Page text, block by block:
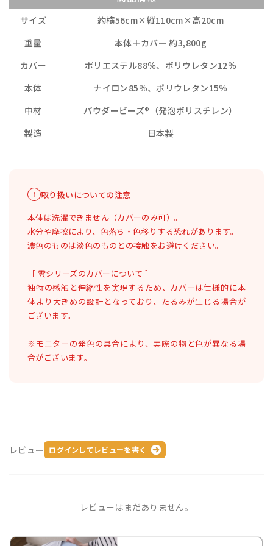
サイズ
約横56cm×縦110cm×高20cm
重量
本体＋カバー 約3,800g
カバー
ポリエステル88％、ポリウレタン12％
本体
ナイロン85％、ポリウレタン15％
中材
パウダービーズ®（発泡ポリスチレン）
製造
日本製
取り扱いについての注意
本体は洗濯できません（カバーのみ可）。
水分や摩擦により、色落ち・色移りする恐れがあります。
濃色のものは淡色のものとの接触をお避けください。
［ 雲シリーズのカバーについて ］
独特の感触と伸縮性を実現するため、カバーは仕様的に本
体より大きめの設計となっており、たるみが生じる場合が
ございます。
※モニターの発色の具合により、実際の物と色が異なる場
合がございます。
レビュー ログインしてレビューを書く
レビューはまだありません。